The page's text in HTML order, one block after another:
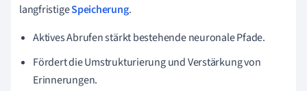
langfristigeSpeicherung.
Aktives Abrufen stärkt bestehende neuronale Pfade.
Fördert die Umstrukturierung und Verstärkung von
Erinnerungen.